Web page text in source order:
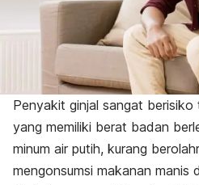
Penyakit ginjal sangat berisiko
yang memiliki berat badan
minum air putih, kurang
mengonsumsi makanan manis